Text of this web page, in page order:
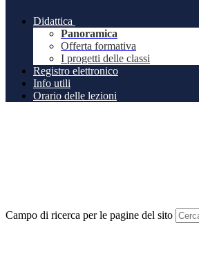
Didattica
Panoramica
Offerta formativa
I progetti delle classi
Registro elettronico
Info utili
Orario delle lezioni
Campo di ricerca per le pagine del sito